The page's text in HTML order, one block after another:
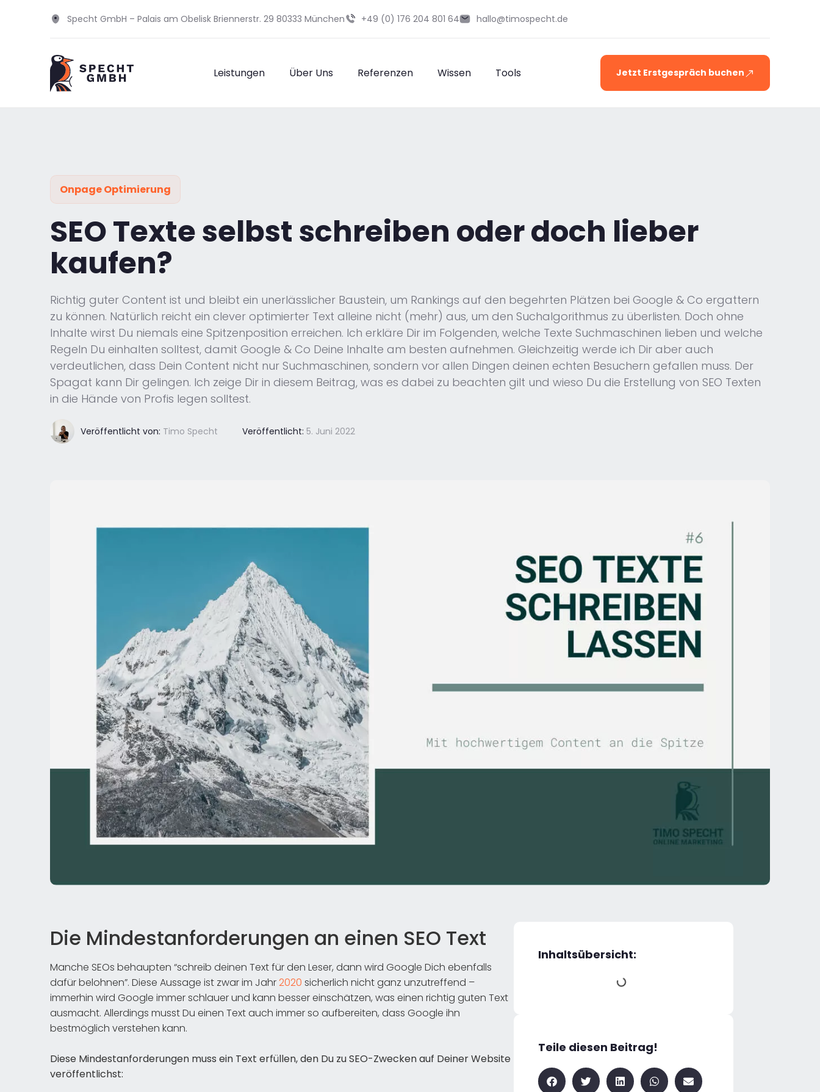
Specht GmbH – Palais am Obelisk Briennerstr. 29 80333 München +49 (0) 176 204 801 64 hallo@timospecht.de
Leistungen Über Uns Referenzen Wissen Tools Jetzt Erstgespräch buchen
Onpage Optimierung
SEO Texte selbst schreiben oder doch lieber
kaufen?
Richtig guter Content ist und bleibt ein unerlässlicher Baustein, um Rankings auf den begehrten Plätzen bei Google & Co ergattern
zu können. Natürlich reicht ein clever optimierter Text alleine nicht (mehr) aus, um den Suchalgorithmus zu überlisten. Doch ohne
Inhalte wirst Du niemals eine Spitzenposition erreichen. Ich erkläre Dir im Folgenden, welche Texte Suchmaschinen lieben und welche
Regeln Du einhalten solltest, damit Google & Co Deine Inhalte am besten aufnehmen. Gleichzeitig werde ich Dir aber auch
verdeutlichen, dass Dein Content nicht nur Suchmaschinen, sondern vor allen Dingen deinen echten Besuchern gefallen muss. Der
Spagat kann Dir gelingen. Ich zeige Dir in diesem Beitrag, was es dabei zu beachten gilt und wieso Du die Erstellung von SEO Texten
in die Hände von Profis legen solltest.
Veröffentlicht von: Timo Specht Veröffentlicht: 5. Juni 2022
Die Mindestanforderungen an einen SEO Text
Manche SEOs behaupten “schreib deinen Text für den Leser, dann wird Google Dich ebenfalls
dafür belohnen”. Diese Aussage ist zwar im Jahr2020 sicherlich nicht ganz unzutreffend –
immerhin wird Google immer schlauer und kann besser einschätzen, was einen richtig guten Text
ausmacht. Allerdings musst Du einen Text auch immer so aufbereiten, dass Google ihn
bestmöglich verstehen kann.
Diese Mindestanforderungen muss ein Text erfüllen, den Du zu SEO-Zwecken auf Deiner Website
veröffentlichst:
Inhaltsübersicht:
Teile diesen Beitrag!